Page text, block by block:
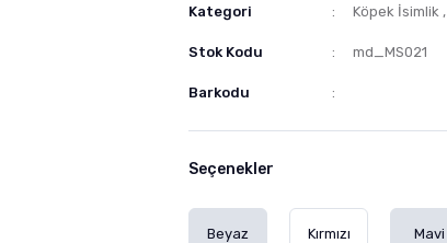
Kategori Köpek İsimlik ,
Stok Kodu md_MS021
Barkodu
Seçenekler
Beyaz Kırmızı Mavi